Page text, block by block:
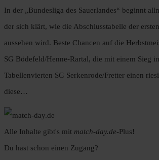
In der „Bundesliga des Sauerlandes“ beginnt
der sich klärt, wie die Abschlusstabelle der
aussehen wird. Beste Chancen auf die
SG Bödefeld/Henne-Rartal, die mit einem Sieg
Tabellenvierten SG Serkenrode/Fretter einen
diese…
Alle Inhalte gibt's mit match-day.de-Plus!
Du hast schon einen Zugang?